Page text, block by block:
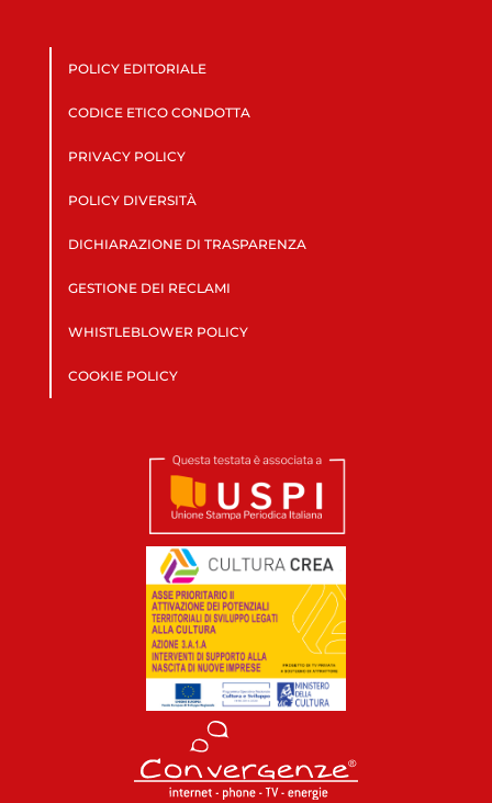
POLICY EDITORIALE
CODICE ETICO CONDOTTA
PRIVACY POLICY
POLICY DIVERSITÀ
DICHIARAZIONE DI TRASPARENZA
GESTIONE DEI RECLAMI
WHISTLEBLOWER POLICY
COOKIE POLICY